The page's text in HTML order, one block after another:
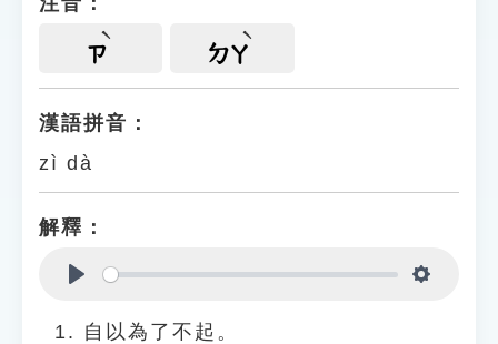
遊戲專區
貓頭鷹博士
ㄗ ㄉㄚ
漢語拼音：
zì dà
解釋：
自以為了不起。